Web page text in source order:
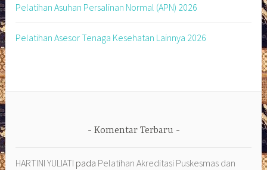
Pelatihan Asuhan Persalinan Normal (APN) 2026
Pelatihan Asesor Tenaga Kesehatan Lainnya 2026
Komentar Terbaru
HARTINI YULIATI pada Pelatihan Akreditasi Puskesmas dan